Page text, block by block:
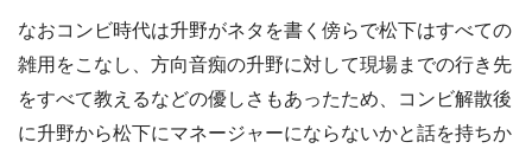
なおコンビ時代は升野がネタを書く傍らで松下はすべての
雑用をこなし、方向音痴の升野に対して現場までの行き先
をすべて教えるなどの優しさもあったため、コンビ解散後
に升野から松下にマネージャーにならないかと話を持ちか